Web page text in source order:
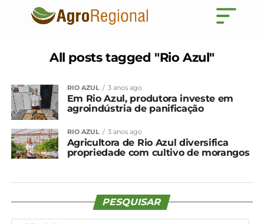
All posts tagged "Rio Azul"
RIO AZUL 3 anos ago
Em Rio Azul, produtora investe em
agroindústria de panificação
RIO AZUL 3 anos ago
Agricultora de Rio Azul diversifica
propriedade com cultivo de morangos
PESQUISAR